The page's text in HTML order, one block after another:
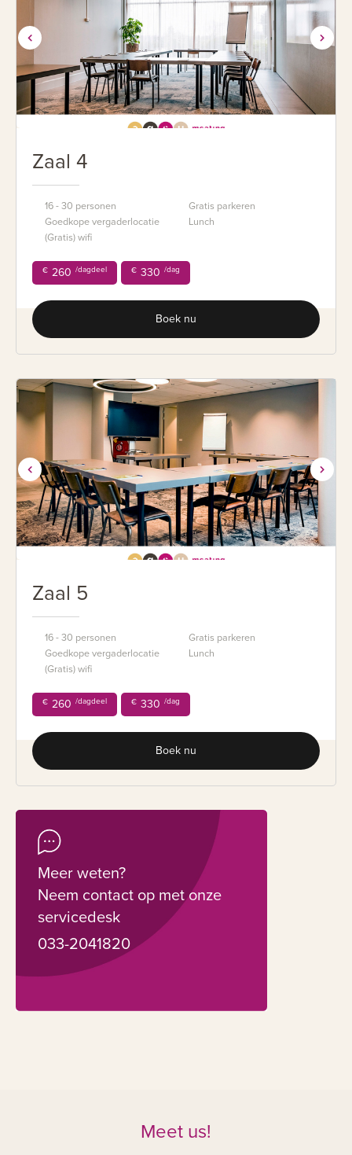
Zaal 4
16 - 30 personen
Goedkope vergaderlocatie
(Gratis) wifi
Gratis parkeren
Lunch
€ 260 /dagdeel € 330 /dag
Boek nu
Zaal 5
16 - 30 personen
Goedkope vergaderlocatie
(Gratis) wifi
Gratis parkeren
Lunch
€ 260 /dagdeel € 330 /dag
Boek nu
Meer weten?
Neem contact op met onze
servicedesk
033-2041820
Meet us!